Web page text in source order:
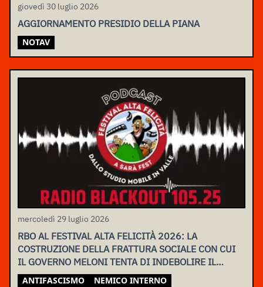
giovedì 30 luglio 2026
AGGIORNAMENTO PRESIDIO DELLA PIANA
NOTAV
mercoledì 29 luglio 2026
RBO AL FESTIVAL ALTA FELICITÀ 2026: LA
COSTRUZIONE DELLA FRATTURA SOCIALE CON CUI
IL GOVERNO MELONI TENTA DI INDEBOLIRE IL
MOVIMENTO
ANTIFASCISMO
NEMICO INTERNO